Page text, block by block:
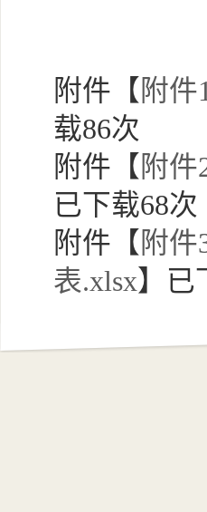
附件【 附
载86次
附件【 附
已下载68次
附件【 附
表.xlsx】已